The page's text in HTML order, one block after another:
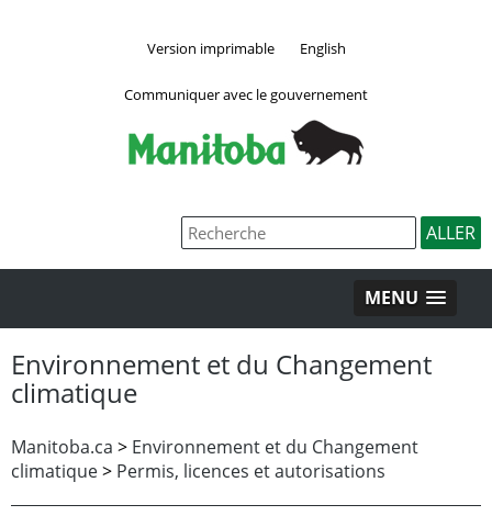
Version imprimable English
Communiquer avec le gouvernement
MENU
Environnement et du Changement
climatique
Manitoba.ca > Environnement et du Changement
climatique> Permis, licences et autorisations